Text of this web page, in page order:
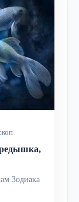
Зодиака